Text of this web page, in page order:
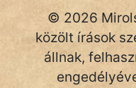
mikkamakka
vörös ördög
nagyöreg
© 2026
közölt írások
állnak,